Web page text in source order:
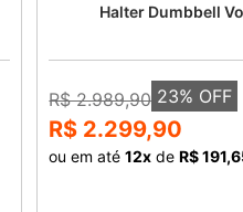
Halter Dumbbell
R$ 2.989,90 23% OFF
R$ 2.299,90
ou em até12x deR$